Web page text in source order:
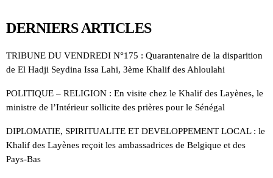
DERNIERS ARTICLES
TRIBUNE DU VENDREDI N°175 : Quarantenaire de la disparition
de El Hadji Seydina Issa Lahi, 3ème Khalif des Ahloulahi
POLITIQUE – RELIGION : En visite chez le Khalif des Layènes, le
ministre de l’Intérieur sollicite des prières pour le Sénégal
DIPLOMATIE, SPIRITUALITE ET DEVELOPPEMENT LOCAL : le
Khalif des Layènes reçoit les ambassadrices de Belgique et des
Pays-Bas